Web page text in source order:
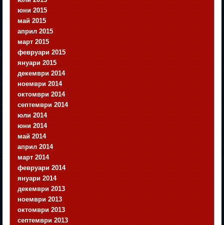
юни 2015
май 2015
април 2015
март 2015
февруари 2015
януари 2015
декември 2014
ноември 2014
октомври 2014
септември 2014
юли 2014
юни 2014
май 2014
април 2014
март 2014
февруари 2014
януари 2014
декември 2013
ноември 2013
октомври 2013
септември 2013